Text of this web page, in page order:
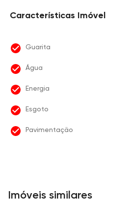
Características Imóvel
Guarita
Água
Energia
Esgoto
Pavimentação
Imóveis similares